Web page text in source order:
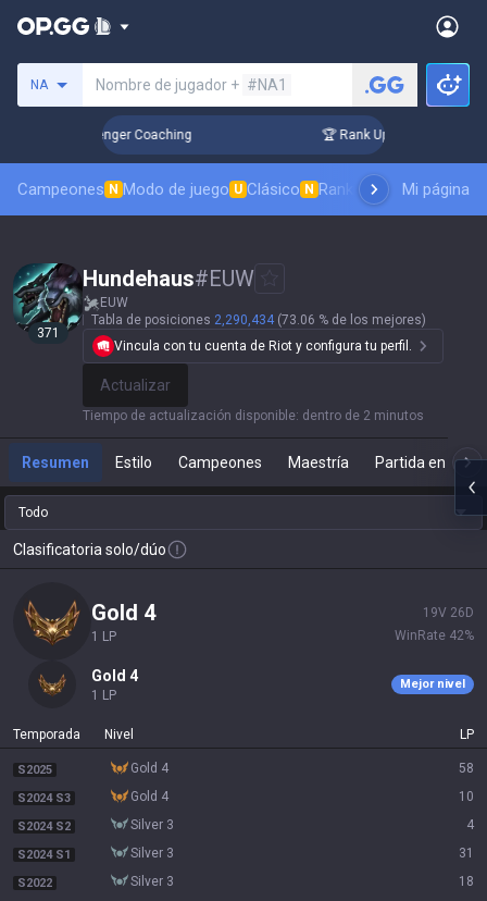
NA Nombre de jugador + #NA1
Days! Challenger Coaching 🏆 Rank Up in 3 Days!
Campeones N Modo de juego U Clásico N Ranking de aspectos
Mi página
371
Hundehaus#EUW
EUW
Tabla de posiciones 2,290,434 (73.06 % de los mejores)
Vincula con tu cuenta de Riot y configura tu perfil.
Actualizar
Tiempo de actualización disponible: dentro de 2 minutos
Resumen Estilo Campeones Maestría Partida en
Todo
Clasificatoria solo/dúo
gold 4
1 LP
19V 26 D
WinRate 42%
gold 4
1 LP
Mejor nivel
Temporada Nivel LP
S2025 gold 4 58
S2024 S3 gold 4 10
S2024 S2 silver 3 4
S2024 S1 silver 3 31
S2022 silver 3 18